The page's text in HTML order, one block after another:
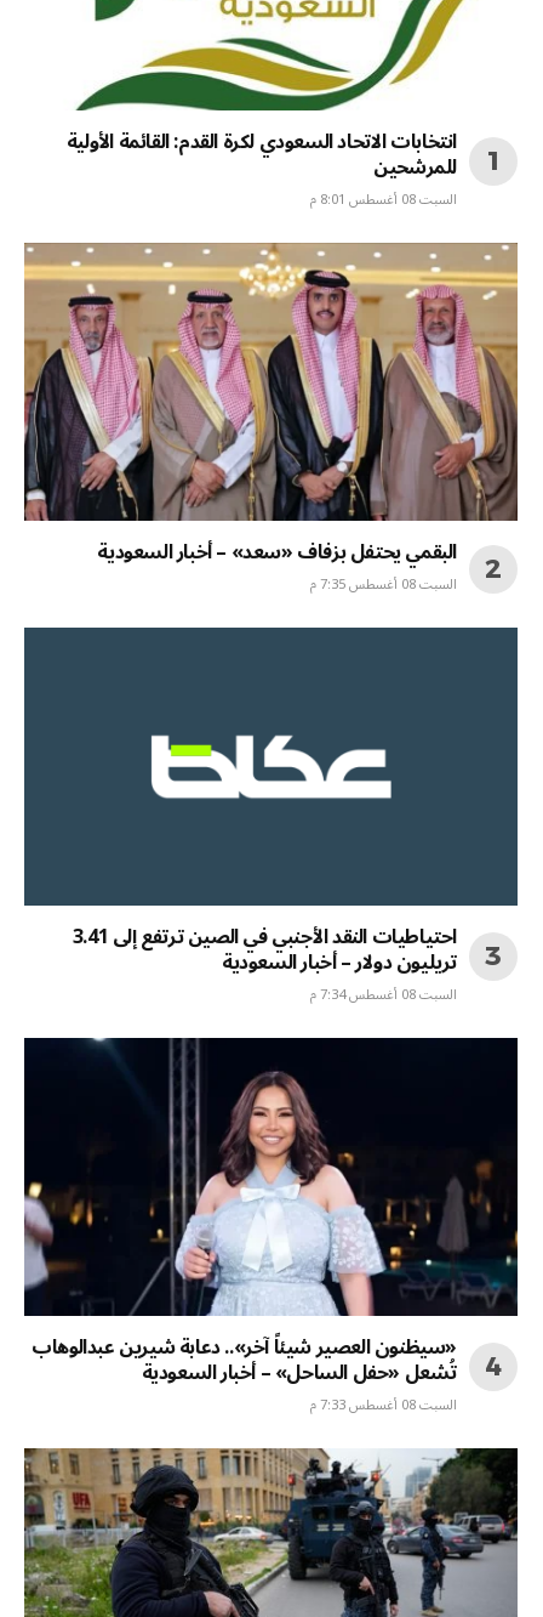
انتخابات الاتحاد السعودي لكرة القدم: القائمة الأولية
للمرشحين
السبت 08 أغسطس 8:01 م
البقمي يحتفل بزفاف «سعد» – أخبار السعودية
السبت 08 أغسطس 7:35 م
احتياطيات النقد الأجنبي في الصين ترتفع إلى 3.41
تريليون دولار – أخبار السعودية
السبت 08 أغسطس 7:34 م
«سيظنون العصير شيئاً آخر».. دعابة شيرين عبدالوهاب
تُشعل «حفل الساحل» – أخبار السعودية
السبت 08 أغسطس 7:33 م